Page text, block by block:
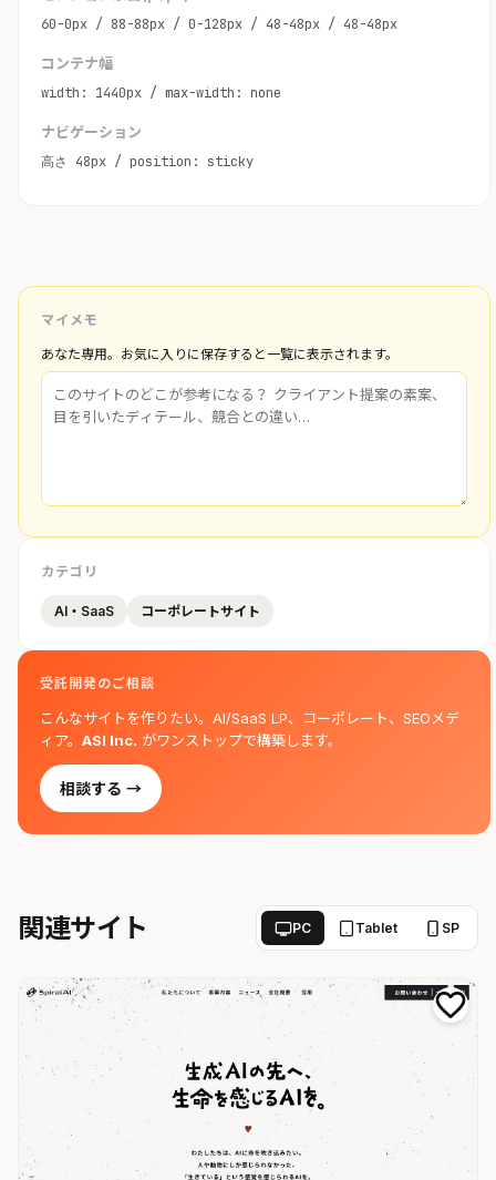
60-0px / 88-88px / 0-128px / 48-48px / 48-48px
コンテナ幅
width: 1440px / max-width: none
ナビゲーション
高さ 48px / position: sticky
マイメモ
あなた専用。お気に入りに保存すると一覧に表示されます。
カテゴリ
AI・SaaS コーポレートサイト
受託開発のご相談
こんなサイトを作りたい。AI/SaaS LP、コーポレート、SEOメデ
ィア。 ASI Inc. がワンストップで構築します。
相談する →
関連サイト PC Tablet SP